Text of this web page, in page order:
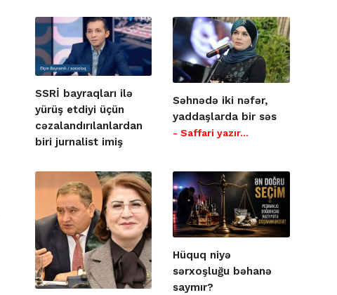
SSRİ bayraqları ilə
yürüş etdiyi üçün
cəzalandırılanlardan
biri jurnalist imiş
Səhnədə iki nəfər,
yaddaşlarda bir səs
- Saffari yazır…
Hüquq niyə
sərxoşluğu bəhanə
saymır?